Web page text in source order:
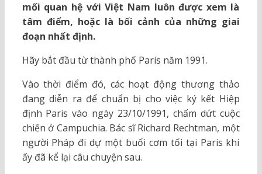
mối quan hệ với Việt Nam luôn được xem là
tâm điểm, hoặc là bối cảnh của những giai
đoạn nhất định.
Hãy bắt đầu từ thành phố Paris năm 1991.
Vào thời điểm đó, các hoạt động thương thảo
đang diễn ra để chuẩn bị cho việc ký kết Hiệp
định Paris vào ngày 23/10/1991, chấm dứt cuộc
chiến ở Campuchia. Bác sĩ Richard Rechtman, một
người Pháp đi dự một buổi cơm tối tại Paris khi
ấy đã kể lại câu chuyện sau.